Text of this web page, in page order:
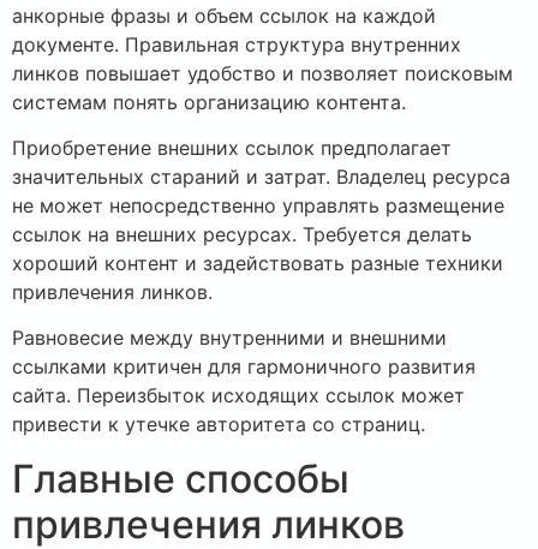
анкорные фразы и объем ссылок на каждой
документе. Правильная структура внутренних
линков повышает удобство и позволяет поисковым
системам понять организацию контента.
Приобретение внешних ссылок предполагает
значительных стараний и затрат. Владелец ресурса
не может непосредственно управлять размещение
ссылок на внешних ресурсах. Требуется делать
хороший контент и задействовать разные техники
привлечения линков.
Равновесие между внутренними и внешними
ссылками критичен для гармоничного развития
сайта. Переизбыток исходящих ссылок может
привести к утечке авторитета со страниц.
Главные способы
привлечения линков